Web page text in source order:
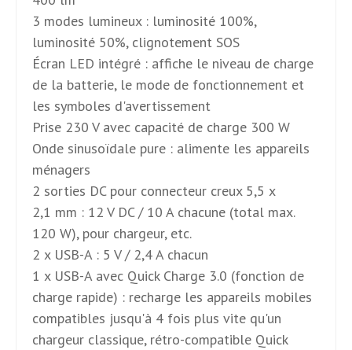
3 modes lumineux : luminosité 100%,
luminosité 50%, clignotement SOS
Écran LED intégré : affiche le niveau de charge
de la batterie, le mode de fonctionnement et
les symboles d'avertissement
Prise 230 V avec capacité de charge 300 W
Onde sinusoïdale pure : alimente les appareils
ménagers
2 sorties DC pour connecteur creux 5,5 x
2,1 mm : 12 V DC / 10 A chacune (total max.
120 W), pour chargeur, etc.
2 x USB-A : 5 V / 2,4 A chacun
1 x USB-A avec Quick Charge 3.0 (fonction de
charge rapide) : recharge les appareils mobiles
compatibles jusqu'à 4 fois plus vite qu'un
chargeur classique, rétro-compatible Quick